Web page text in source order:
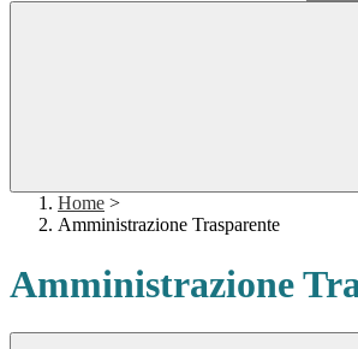
Home >
Amministrazione Trasparente
Amministrazione